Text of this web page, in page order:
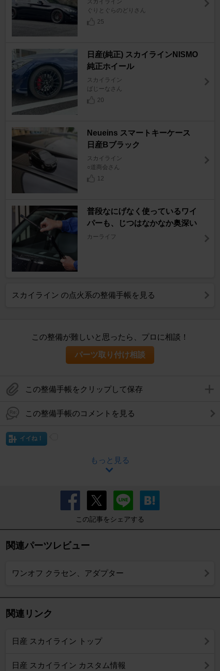
ぐりとぐらのどりさん
25
日産(純正) スカイラインNISMO
純正ホイール
スカイライン
ばじーなさん
20
Neueins スマートキーケース
日産Bブラック
スカイライン
○道商会さん
12
普段なにげなく使っているワイ
パーも、じつはなかなか奥深い
カーライフ
スカイライン の点火系の整備手帳を見る
この整備が難しいと思ったら、プロに相談！
パーツ取り付け相談
この整備手帳をクリップして保存
この整備手帳のコメントを見る
イイね！
もっと見る
この記事をシェアする
関連パーツレビュー
ワンオフ クラセン、アダプター
関連リンク
日産 スカイライン トップ
日産 スカイライン カスタム情報